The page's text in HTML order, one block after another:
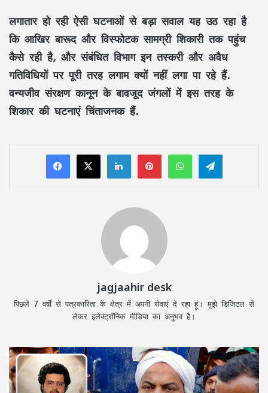
लगातार हो रही ऐसी घटनाओं से बड़ा सवाल यह उठ रहा है
कि आखिर बारूद और विस्फोटक सामग्री शिकारी तक पहुंच
कैसे रही है, और संबंधित विभाग इन तस्करी और अवैध
गतिविधियों पर पूरी तरह लगाम क्यों नहीं लगा पा रहे हैं.
वन्यजीव संरक्षण कानून के बावजूद जंगलों में इस तरह के
शिकार की घटनाएं चिंताजनक हैं.
LinkedInPinterestWhatsAppTelegram
jagjaahir desk
पिछले 7 वर्षों से पत्रकारिता के क्षेत्र में अपनी सेवाएं दे रहा हूं। मुझे डिजिटल से
लेकर इलेक्ट्रॉनिक मीडिया का अनुभव है।